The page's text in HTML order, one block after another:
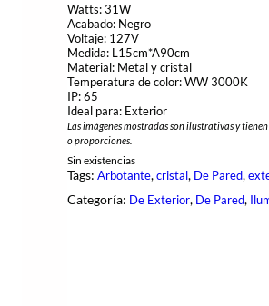
Watts: 31W
Acabado: Negro
Voltaje: 127V
Medida: L15cm*A90cm
Material: Metal y cristal
Temperatura de color: WW 3000K
IP: 65
Ideal para: Exterior
Las imágenes mostradas son ilustrativas y
o proporciones.
Sin existencias
Tags: Arbotante, cristal, De Pared,
Categoría: De Exterior, De Pared,